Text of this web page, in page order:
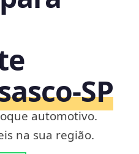
automotivo.
na sua região.